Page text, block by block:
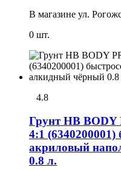
В магазине ул.
0 шт.
4.8
Грунт HB
4:1
акриловый
0.8 л.